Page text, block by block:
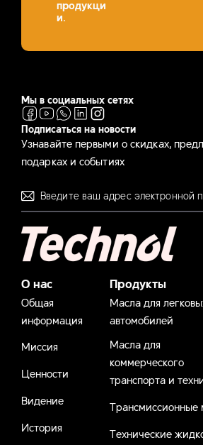
продукци
и.
Мы в социальных сетях
Подписаться на новости
Узнавайте первыми о скидках,
подарках и событиях
О нас
Общая
информация
Миссия
Ценности
Видение
История
Продукты
Масла для
автомобилей
Масла для
коммерческого
транспорта и
Трансмиссионные
Технические